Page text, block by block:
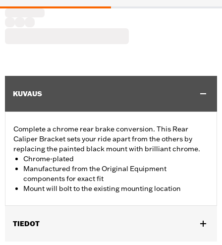
KUVAUS
Complete a chrome rear brake conversion. This Rear
Caliper Bracket sets your ride apart from the others by
replacing the painted black mount with brilliant chrome.
Chrome-plated
Manufactured from the Original Equipment
components for exact fit
Mount will bolt to the existing mounting location
TIEDOT